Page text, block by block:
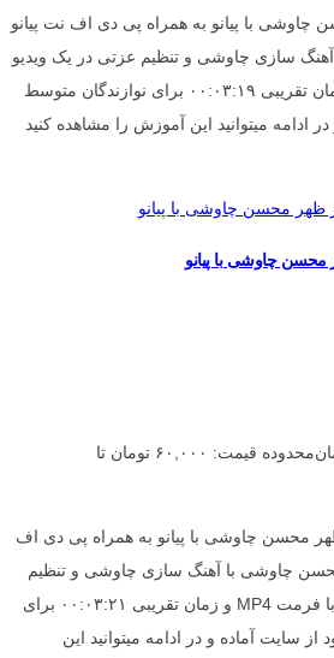
چاوشی با پیانو به همراه پی دی اف نت پیانو
سازی چاوشی و تنظیم عزتی در یک ویدیو
آموزشی با فرمت MP4 و زمان تقریبی ۰۰:۰۳:۱۹ برای نوازندگان متوسط
ادامه میتوانید این آموزش را مشاهده کنید
چاوشی با پیانو
محدوده قیمت: ۶۰,۰۰۰ تومان تا
محسن چاوشی با پیانو به همراه پی دی اف
چاوشی با آهنگ سازی چاوشی و تنظیم
عزتی در یک ویدیو آموزشی با فرمت MP4 و زمان تقریبی ۰۰:۰۳:۲۱ برای
سایت آماده و در ادامه میتوانید این